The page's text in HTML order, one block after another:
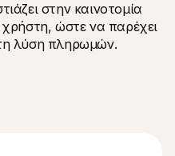
στην καινοτομία
χρήστη, ώστε να παρέχει
λύση πληρωμών.